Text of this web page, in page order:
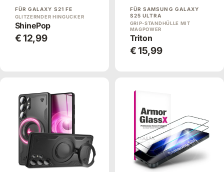
FÜR GALAXY S21 FE
GLITZERNDER HINGUCKER
ShinePop
€ 12,99
FÜR SAMSUNG GALAXY
S25 ULTRA
GRIP-STANDHÜLLE MIT
MAGPOWER
Triton
€ 15,99